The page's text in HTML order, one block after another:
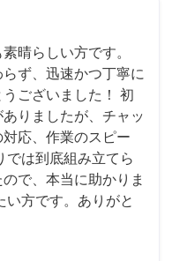
晴らしい方です。
ず、迅速かつ丁寧に
ございました！ 初
りましたが、チャッ
対応、作業のスピー
では到底組み立てら
で、本当に助かりま
い方です。ありがと